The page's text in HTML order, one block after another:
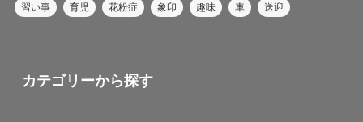
習い事 育児 花粉症 象印 趣味 車 送迎
カテゴリーから探す